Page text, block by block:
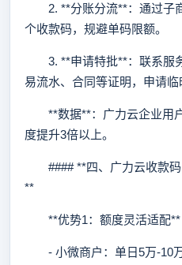
2. **分账分流**：通过子
个收款码，规避单码限额。
3. **申请特批**：联系服
易流水、合同等证明，申请临
**数据**：广力云企业用
度提升3倍以上。
#### **四、广力云收款码
**
**优势1：额度灵活适配**
- 小微商户：单日5万-10